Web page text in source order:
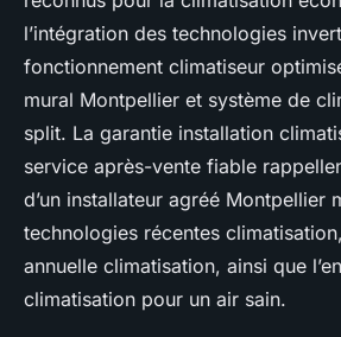
l’intégration des technologies
fonctionnement climatiseur
mural Montpellier et système de
split. La garantie installation
service après-vente fiable
d’un installateur agréé Montpellier
technologies récentes
annuelle climatisation, ainsi que
climatisation pour un air sain.